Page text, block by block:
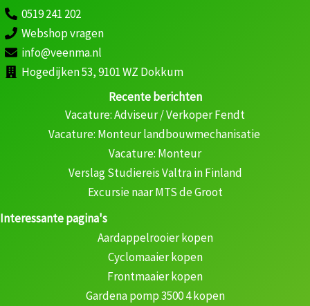
0519 241 202
Webshop vragen
info@veenma.nl
Hogedijken 53, 9101 WZ Dokkum
Recente berichten
Vacature: Adviseur / Verkoper Fendt
Vacature: Monteur landbouwmechanisatie
Vacature: Monteur
Verslag Studiereis Valtra in Finland
Excursie naar MTS de Groot
Interessante pagina's
Aardappelrooier kopen
Cyclomaaier kopen
Frontmaaier kopen
Gardena pomp 3500 4 kopen